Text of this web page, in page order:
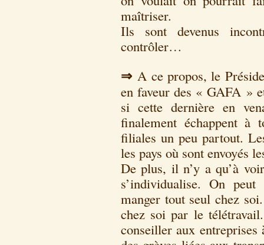
maîtriser.
Ils sont devenus
contrôler…
⇒A ce propos, le
en faveur des « GAFA »
si cette dernière en
finalement échappent à
filiales un peu partout.
les pays où sont envoyés
De plus, il n’y a qu’à
s’individualise. On
manger tout seul chez
chez soi par le
conseiller aux